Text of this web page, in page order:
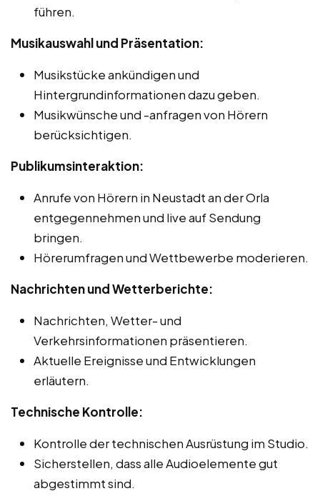
führen.
Musikauswahl und Präsentation:
Musikstücke ankündigen und
Hintergrundinformationen dazu geben.
Musikwünsche und -anfragen von Hörern
berücksichtigen.
Publikumsinteraktion:
Anrufe von Hörern in Neustadt an der Orla
entgegennehmen und live auf Sendung
bringen.
Hörerumfragen und Wettbewerbe moderieren.
Nachrichten und Wetterberichte:
Nachrichten, Wetter- und
Verkehrsinformationen präsentieren.
Aktuelle Ereignisse und Entwicklungen
erläutern.
Technische Kontrolle:
Kontrolle der technischen Ausrüstung im Studio.
Sicherstellen, dass alle Audioelemente gut
abgestimmt sind.